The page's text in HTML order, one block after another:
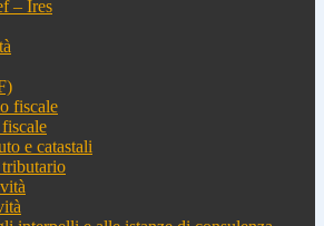
– Ires
fiscale
e catastali